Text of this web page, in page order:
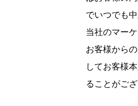
でいつでも
当社のマー
お客様から
してお客様
ることがござ